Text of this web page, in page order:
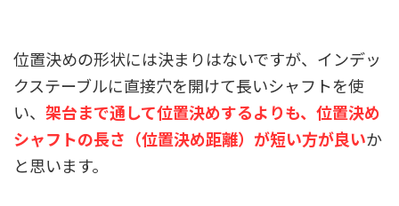
位置決めの形状には決まりはないですが、インデッ
クステーブルに直接穴を開けて長いシャフトを使
い、 架台まで通して位置決めするよりも、位置決め
シャフトの長さ（位置決め距離）が短い方が良いか
と思います。